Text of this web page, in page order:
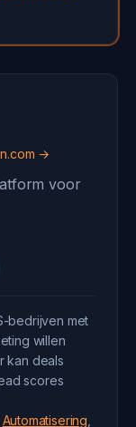
→
voor
bedrijven met
willen
kan deals
scores
Automatisering